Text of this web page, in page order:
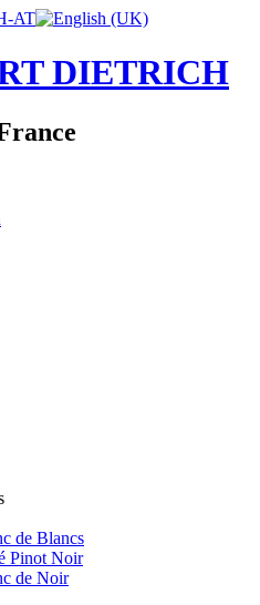
DIETRICH
de Blancs
Pinot Noir
de Noir